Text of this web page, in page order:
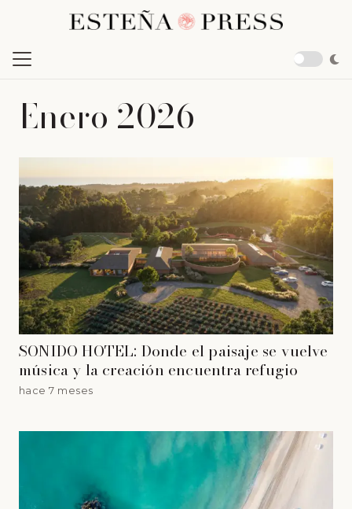
Enero 2026
SONIDO HOTEL: Donde el paisaje se vuelve
música y la creación encuentra refugio
hace 7 meses